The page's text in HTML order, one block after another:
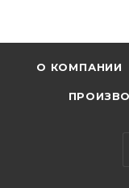
О КОМПАНИИ